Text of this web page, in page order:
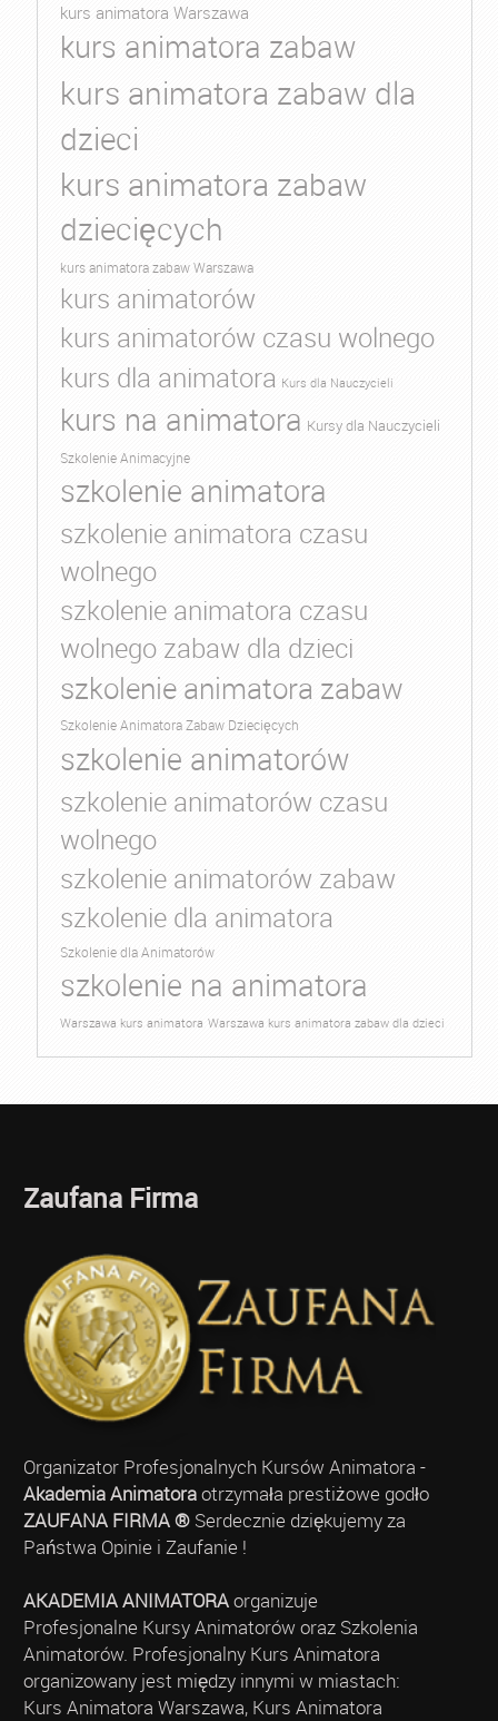
kurs animatora Warszawa
kurs animatora zabaw
kurs animatora zabaw dla
dzieci
kurs animatora zabaw
dziecięcych
kurs animatora zabaw Warszawa
kurs animatorów
kurs animatorów czasu wolnego
kurs dla animatora Kurs dla Nauczycieli
kurs na animatora Kursy dla Nauczycieli
Szkolenie Animacyjne
szkolenie animatora
szkolenie animatora czasu
wolnego
szkolenie animatora czasu
wolnego zabaw dla dzieci
szkolenie animatora zabaw
Szkolenie Animatora Zabaw Dziecięcych
szkolenie animatorów
szkolenie animatorów czasu
wolnego
szkolenie animatorów zabaw
szkolenie dla animatora
Szkolenie dla Animatorów
szkolenie na animatora
Warszawa kurs animatora Warszawa kurs animatora zabaw dla dzieci
Zaufana Firma
Organizator Profesjonalnych Kursów Animatora -
Akademia Animatoraotrzymała prestiżowe godło
ZAUFANA FIRMA ®Serdecznie dziękujemy za
Państwa Opinie i Zaufanie !
AKADEMIA ANIMATORAorganizuje
Profesjonalne Kursy Animatorów oraz Szkolenia
Animatorów. Profesjonalny Kurs Animatora
organizowany jest między innymi w miastach:
Kurs Animatora Warszawa, Kurs Animatora